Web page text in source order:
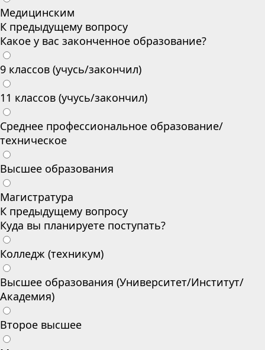
Медицинским
К предыдущему вопросу
Какое у вас законченное образование?
9 классов (учусь/закончил)
11 классов (учусь/закончил)
Среднее профессиональное образование/
техническое
Высшее образования
Магистратура
К предыдущему вопросу
Куда вы планируете поступать?
Колледж (техникум)
Высшее образования (Университет/Институт/
Академия)
Второе высшее